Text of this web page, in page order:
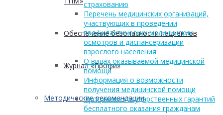
Обеспечение безопасности пациентов
Журнал «Профи»
Методические рекомендации
страхованию
Перечень медицинских организаций,
участвующих в проведении
профилактических медицинских
осмотров и диспансеризации
взрослого населения
О видах оказываемой медицинской
помощи
Информация о возможности
получения медицинской помощи
Программа государственных гарантий
бесплатного оказания гражданам